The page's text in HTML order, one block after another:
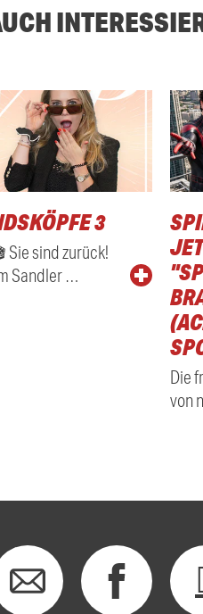
3
Sie sind zurück!
Sandler …
Die
von